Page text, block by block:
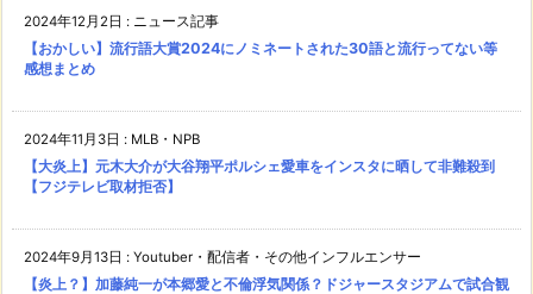
2024年12月2日 : ニュース記事
【おかしい】流行語大賞2024にノミネートされた30語と流行ってない等
感想まとめ
2024年11月3日 : MLB・NPB
【大炎上】元木大介が大谷翔平ポルシェ愛車をインスタに晒して非難殺到
【フジテレビ取材拒否】
2024年9月13日 : Youtuber・配信者・その他インフルエンサー
【炎上？】加藤純一が本郷愛と不倫浮気関係？ドジャースタジアムで試合観